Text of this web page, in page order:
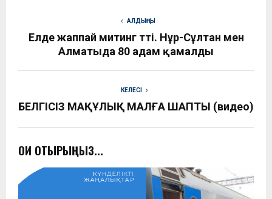
АЛДЫҢҒЫ
Елде жаппай митинг өтті. Нұр-Сұлтан мен
Алматыда 80 адам қамалды
КЕЛЕСІ
БЕЛГІСІЗ МАҚҰЛЫҚ МАЛҒА ШАПТЫ (видео)
ОҚИ ОТЫРЫҢЫЗ...